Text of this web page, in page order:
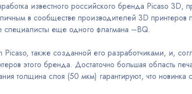
известного российского бренда Picaso 3D,
в сообществе производителей 3D принтеров
специалисты еще одного флагмана –BQ.
Picaso, также созданной его разработчиками, и,
этого бренда. Достаточно большая область
толщина слоя (50 мкм) гарантируют, что